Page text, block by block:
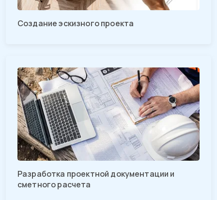
Создание эскизного проекта
Разработка проектной документации и
сметного расчета